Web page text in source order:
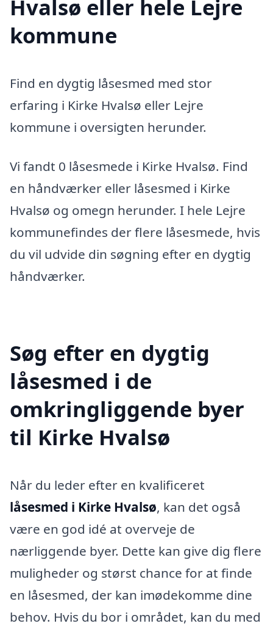
Hvalsø eller hele Lejre
kommune
Find en dygtig låsesmed med stor
erfaring i Kirke Hvalsø eller Lejre
kommune i oversigten herunder.
Vi fandt 0 låsesmede i Kirke Hvalsø. Find
en håndværker eller låsesmed i Kirke
Hvalsø og omegn herunder. I hele Lejre
kommunefindes der flere låsesmede, hvis
du vil udvide din søgning efter en dygtig
håndværker.
Søg efter en dygtig
låsesmed i de
omkringliggende byer
til Kirke Hvalsø
Når du leder efter en kvalificeret
låsesmed i Kirke Hvalsø, kan det også
være en god idé at overveje de
nærliggende byer. Dette kan give dig flere
muligheder og størst chance for at finde
en låsesmed, der kan imødekomme dine
behov. Hvis du bor i området, kan du med